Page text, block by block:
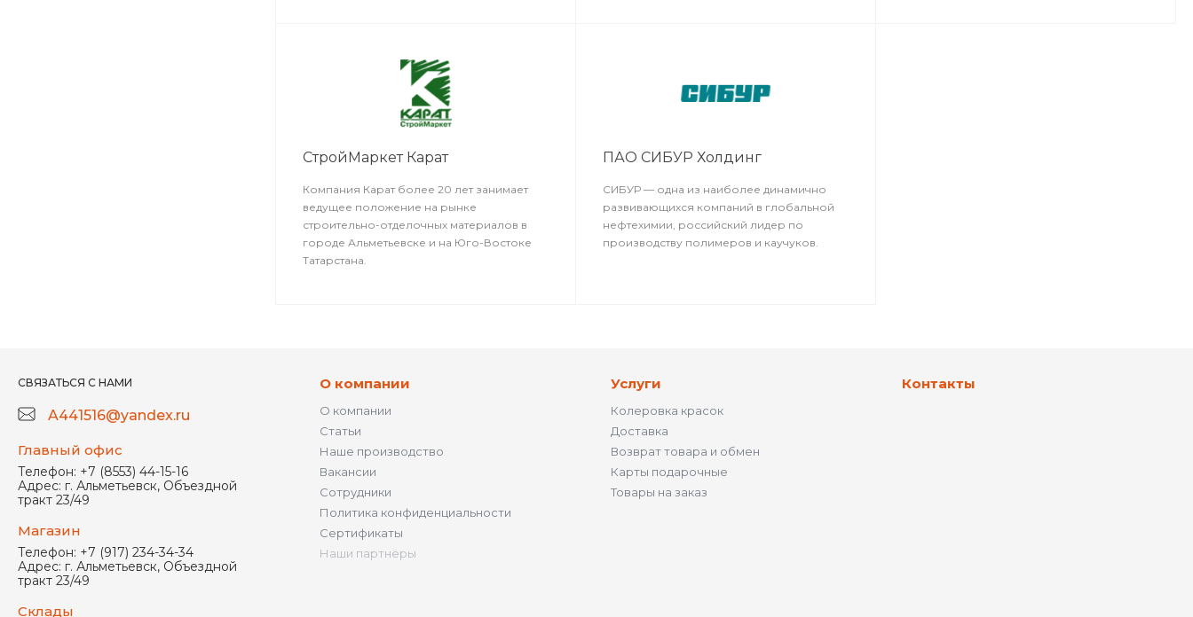
СтройМаркет Карат
Компания Карат более 20 лет занимает
ведущее положение на рынке
строительно-отделочных материалов в
городе Альметьевске и на Юго-Востоке
Татарстана.
ПАО СИБУР Холдинг
СИБУР — одна из наиболее динамично
развивающихся компаний в глобальной
нефтехимии, российский лидер по
производству полимеров и каучуков.
СВЯЗАТЬСЯ С НАМИ
A441516@yandex.ru
Главный офис
Телефон: +7 (8553) 44-15-16
Адрес: г. Альметьевск, Объездной
тракт 23/49
Магазин
Телефон: +7 (917) 234-34-34
Адрес: г. Альметьевск, Объездной
тракт 23/49
Склады
О компании
О компании
Статьи
Наше производство
Вакансии
Сотрудники
Политика конфиденциальности
Сертификаты
Наши партнёры
Услуги
Колеровка красок
Доставка
Возврат товара и обмен
Карты подарочные
Товары на заказ
Контакты